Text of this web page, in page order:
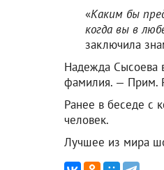
«Каким бы
когда вы в
заключила
Надежда Сысоева
фамилия. — Прим.
Ранее в беседе с
человек.
Лучшее из мира